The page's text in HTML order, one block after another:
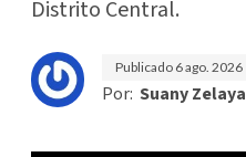
Distrito Central.
Publicado 6 ago. 2026
Por: Suany Zelaya